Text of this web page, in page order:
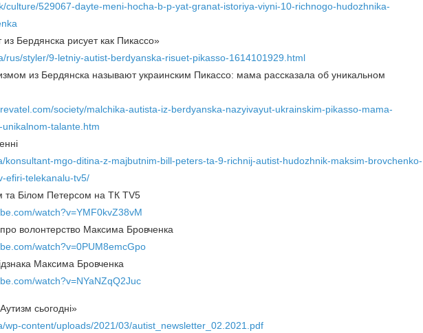
culture/529067-dayte-meni-hocha-b-p-yat-granat-istoriya-viyni-10-richnogo-hudozhnika-
из Бердянска рисует как Пикассо»
rus/styler/9-letniy-autist-berdyanska-risuet-pikasso-1614101929.html
из Бердянска называют украинским Пикассо: мама рассказала об уникальном
society/malchika-autista-iz-berdyanska-nazyivayut-ukrainskim-pikasso-mama-
talante.htm
konsultant-mgo-ditina-z-majbutnim-bill-peters-ta-9-richnij-autist-hudozhnik-maksim-brovchenko-
efiri-telekanalu-tv5/
та Білом Петерсом на ТК TV5
watch?v=YMF0kvZ38vM
волонтерство Максима Бровченка
watch?v=0PUM8emcGpo
Максима Бровченка
watch?v=NYaNZqQ2Juc
сьогодні»
wp-content/uploads/2021/03/autist_newsletter_02.2021.pdf